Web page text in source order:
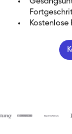
Kostenlose